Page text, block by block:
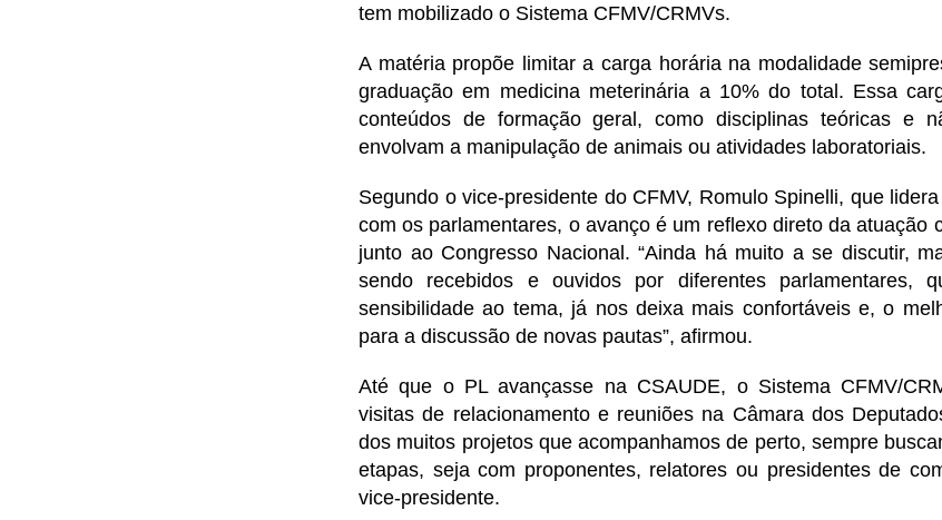
tem mobilizado o Sistema CFMV/CRMVs.
A matéria propõe limitar a carga horária na modalidade
graduação em medicina meterinária a 10% do total. Essa
conteúdos de formação geral, como disciplinas teóricas e
envolvam a manipulação de animais ou atividades laboratoriais.
Segundo o vice-presidente do CFMV, Romulo Spinelli, que
com os parlamentares, o avanço é um reflexo direto da atuação
junto ao Congresso Nacional. “Ainda há muito a se discutir,
sendo recebidos e ouvidos por diferentes parlamentares,
sensibilidade ao tema, já nos deixa mais confortáveis e, o
para a discussão de novas pautas”, afirmou.
Até que o PL avançasse na CSAUDE, o Sistema CFMV/
visitas de relacionamento e reuniões na Câmara dos
dos muitos projetos que acompanhamos de perto, sempre
etapas, seja com proponentes, relatores ou presidentes de
vice-presidente.